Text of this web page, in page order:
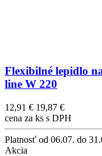
Flexibilné lepidlo
line W 220
12,91 € 19,87 €
cena za ks s DPH
Platnosť od 06.07. do
Akcia